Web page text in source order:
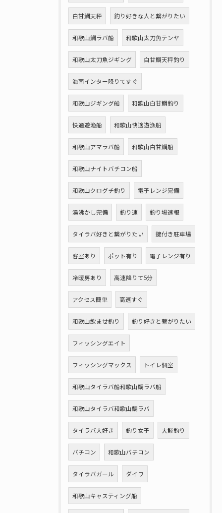
白甘鯛天秤 釣り好きな人と繋がりたい
和歌山鯛ラバ船 和歌山太刀魚テンヤ
和歌山太刀魚ジギング 白甘鯛天秤釣り
海南インター降りてすぐ
和歌山ジギング船 和歌山白甘鯛釣り
快適遊漁船 和歌山快適遊漁船
和歌山アマラバ船 和歌山白甘鯛船
和歌山ナイトバチコン船
和歌山クログチ釣り 電子レンジ完備
湯沸かし完備 釣り速 釣り場速報
タイラバ好きと繋がりたい 鍵付き駐車場
客室あり ポット有り 電子レンジ有り
冷暖房あり 高速降りて5分
アクセス簡単 高速すぐ
和歌山飲ませ釣り 釣り好きと繋がりたい
フィッシングエイト
フィッシングマックス トイレ個室
和歌山タイラバ船和歌山鯛ラバ船
和歌山タイラバ和歌山鯛ラバ
タイラバ大好き 釣り女子 大鯵釣り
バチコン 和歌山バチコン
タイラバガール ダイワ
和歌山キャスティング船